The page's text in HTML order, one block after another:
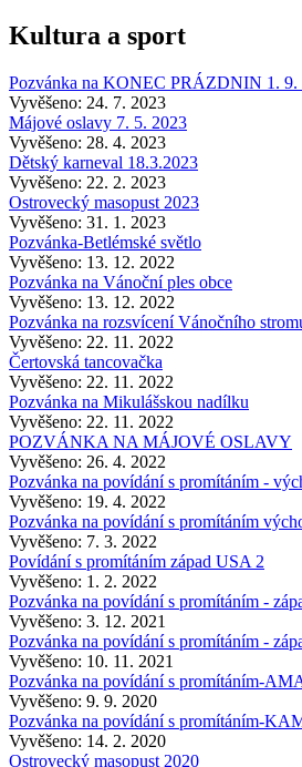
Kultura a sport
Pozvánka na KONEC PRÁZDNIN 1. 9.
Vyvěšeno: 24. 7. 2023
Májové oslavy 7. 5. 2023
Vyvěšeno: 28. 4. 2023
Dětský karneval 18.3.2023
Vyvěšeno: 22. 2. 2023
Ostrovecký masopust 2023
Vyvěšeno: 31. 1. 2023
Pozvánka-Betlémské světlo
Vyvěšeno: 13. 12. 2022
Pozvánka na Vánoční ples obce
Vyvěšeno: 13. 12. 2022
Pozvánka na rozsvícení Vánočního
Vyvěšeno: 22. 11. 2022
Čertovská tancovačka
Vyvěšeno: 22. 11. 2022
Pozvánka na Mikulášskou nadílku
Vyvěšeno: 22. 11. 2022
POZVÁNKA NA MÁJOVÉ OSLAVY
Vyvěšeno: 26. 4. 2022
Pozvánka na povídání s promítáním -
Vyvěšeno: 19. 4. 2022
Pozvánka na povídání s promítáním
Vyvěšeno: 7. 3. 2022
Povídání s promítáním západ USA 2
Vyvěšeno: 1. 2. 2022
Pozvánka na povídání s promítáním -
Vyvěšeno: 3. 12. 2021
Pozvánka na povídání s promítáním -
Vyvěšeno: 10. 11. 2021
Pozvánka na povídání s promítáním-
Vyvěšeno: 9. 9. 2020
Pozvánka na povídání s promítáním-
Vyvěšeno: 14. 2. 2020
Ostrovecký masopust 2020